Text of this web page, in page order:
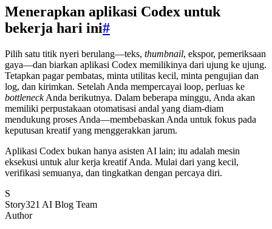
Menerapkan aplikasi Codex untuk
bekerja hari ini#
Pilih satu titik nyeri berulang—teks, thumbnail, ekspor, pemeriksaan
gaya—dan biarkan aplikasi Codex memilikinya dari ujung ke ujung.
Tetapkan pagar pembatas, minta utilitas kecil, minta pengujian dan
log, dan kirimkan. Setelah Anda mempercayai loop, perluas ke
bottleneckAnda berikutnya. Dalam beberapa minggu, Anda akan
memiliki perpustakaan otomatisasi andal yang diam-diam
mendukung proses Anda—membebaskan Anda untuk fokus pada
keputusan kreatif yang menggerakkan jarum.
Aplikasi Codex bukan hanya asisten AI lain; itu adalah mesin
eksekusi untuk alur kerja kreatif Anda. Mulai dari yang kecil,
verifikasi semuanya, dan tingkatkan dengan percaya diri.
S
Story321 AI Blog Team
Author